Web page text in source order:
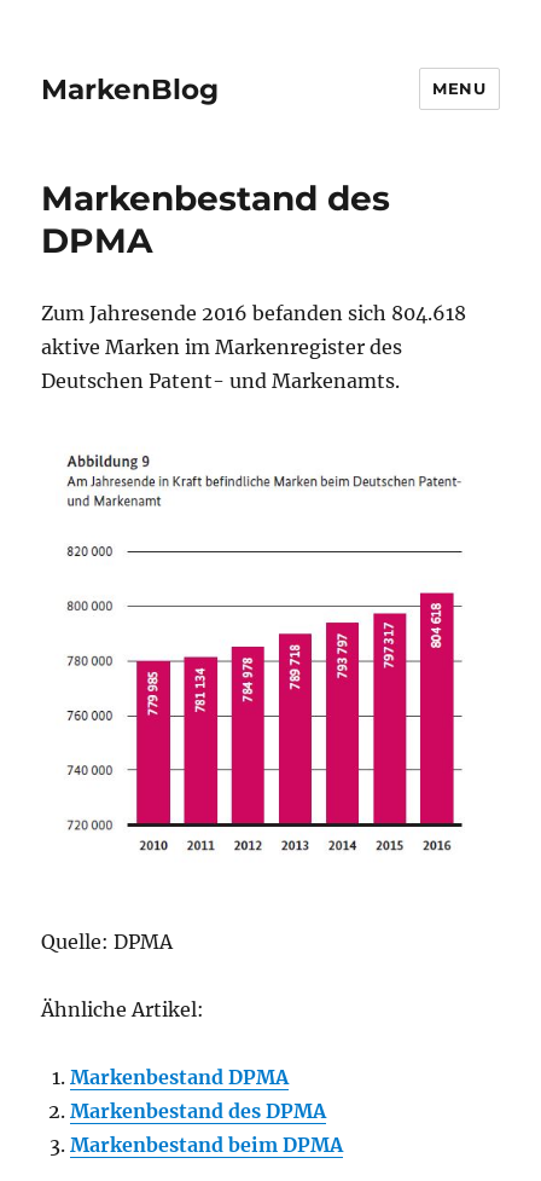
MarkenBlog MENU
Markenbestand des
DPMA
Zum Jahresende 2016 befanden sich 804.618
aktive Marken im Markenregister des
Deutschen Patent- und Markenamts.
Quelle: DPMA
Ähnliche Artikel:
Markenbestand DPMA
Markenbestand des DPMA
Markenbestand beim DPMA